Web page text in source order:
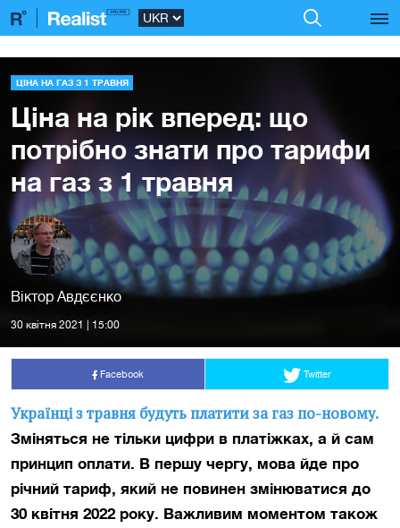
ЦІНА НА ГАЗ З 1 ТРАВНЯ
Ціна на рік вперед: що
потрібно знати про тарифи
на газ з 1 травня
Віктор Авдєєнко
30 квiтня 2021 | 15:00
Facebook Twitter
Українці з травня будуть платити за газ по-новому.
Зміняться не тільки цифри в платіжках, а й сам
принцип оплати. В першу чергу, мова йде про
річний тариф, який не повинен змінюватися до
30 квітня 2022 року. Важливим моментом також